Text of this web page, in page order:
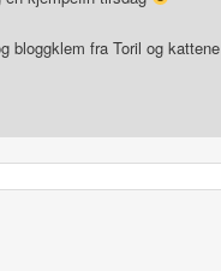
bloggklem fra Toril og kattene